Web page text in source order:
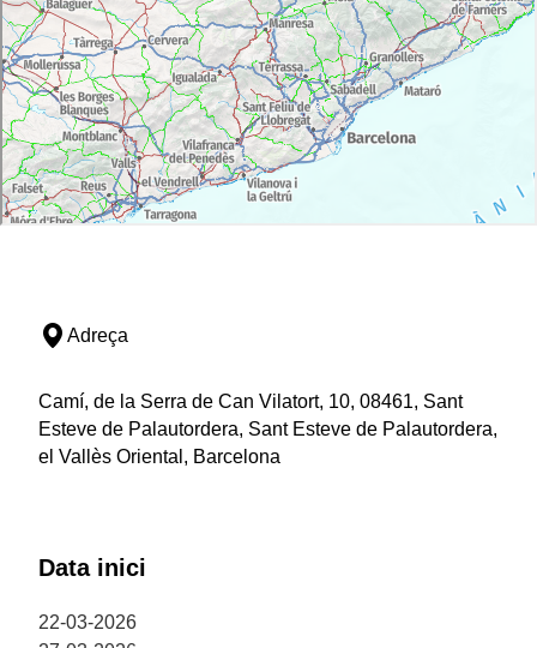
Adreça
Camí, de la Serra de Can Vilatort, 10, 08461, Sant
Esteve de Palautordera, Sant Esteve de Palautordera,
el Vallès Oriental, Barcelona
Data inici
22-03-2026